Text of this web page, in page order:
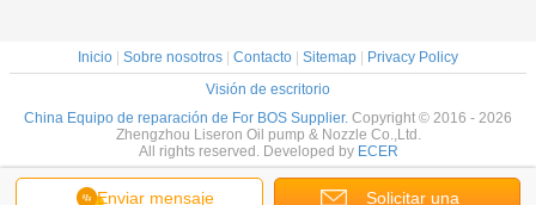
Enviar mensaje Solicitar una
Inicio Sobre nosotros Contacto Sitemap
Privacy Policy
Visión de escritorio
China Equipo de reparación de For BOS Supplier. Copyright © 2016 - 2026
Zhengzhou Liseron Oil pump & Nozzle Co.,Ltd.
All rights reserved. Developed by ECER